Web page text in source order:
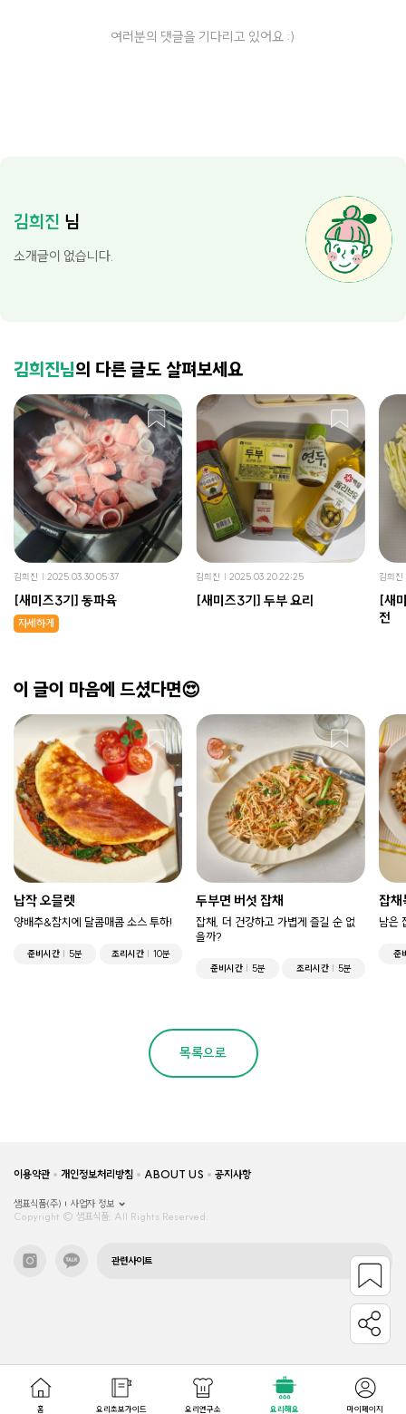
홈 요리초보가이드 요리연구소 요리해요 마이페이지
여러분의 댓글을 기다리고 있어요 :)
김희진 님
소개글이 없습니다.
김희진님의 다른 글도 살펴보세요
김희진 2025.03.30 05:37
[새미즈3기] 동파육
자세하게
김희진 2025.03.20 22:25
[새미즈3기] 두부 요리
김희진
[새
전
이 글이 마음에 드셨다면😍
납작 오믈렛
양배추&참치에 달콤매콤 소스 투하!
준비시간 5분 조리시간 10분
두부면 버섯 잡채
잡채, 더 건강하고 가볍게 즐길 순 없
을까?
준비시간 5분 조리시간 5분
잡채
남은
준
목록으로
이용약관 개인정보처리방침 ABOUT US 공지사항
샘표식품(주)
사업자 정보
Copyright © 샘표식품, All Rights Reserved.
관련사이트